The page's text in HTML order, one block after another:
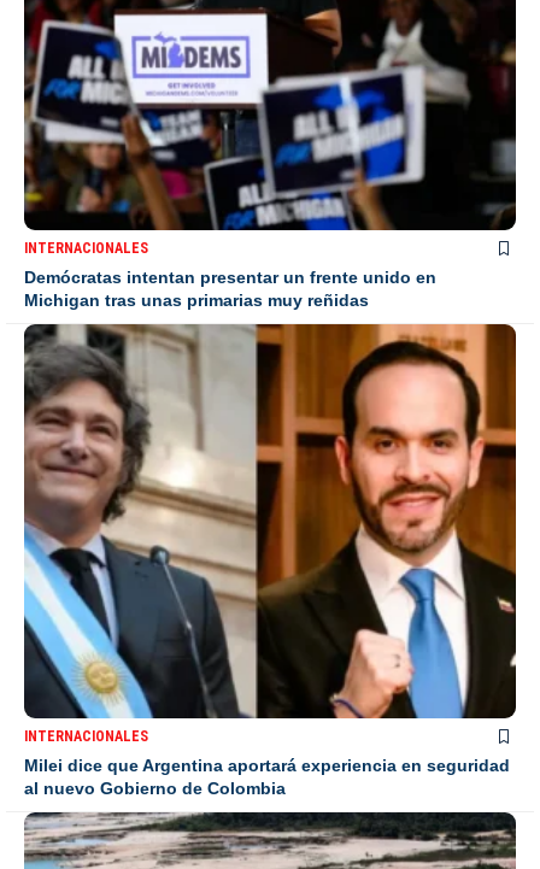
INTERNACIONALES
Demócratas intentan presentar un frente unido en
Michigan tras unas primarias muy reñidas
INTERNACIONALES
Milei dice que Argentina aportará experiencia en seguridad
al nuevo Gobierno de Colombia